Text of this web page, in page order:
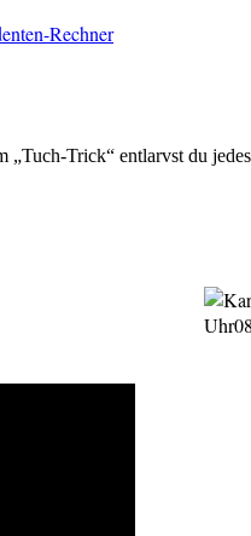
Rechner
„Tuch-Trick“ entlarvst du
Uhr